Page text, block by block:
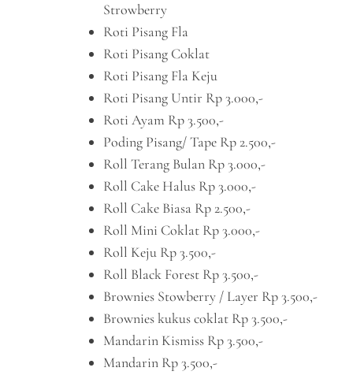
Strowberry
Roti Pisang Fla
Roti Pisang Coklat
Roti Pisang Fla Keju
Roti Pisang Untir Rp 3.000,-
Roti Ayam Rp 3.500,-
Poding Pisang/ Tape Rp 2.500,-
Roll Terang Bulan Rp 3.000,-
Roll Cake Halus Rp 3.000,-
Roll Cake Biasa Rp 2.500,-
Roll Mini Coklat Rp 3.000,-
Roll Keju Rp 3.500,-
Roll Black Forest Rp 3.500,-
Brownies Stowberry / Layer Rp 3.500,-
Brownies kukus coklat Rp 3.500,-
Mandarin Kismiss Rp 3.500,-
Mandarin Rp 3.500,-